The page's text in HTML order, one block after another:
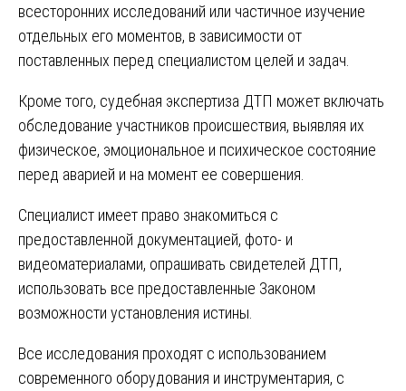
всесторонних исследований или частичное изучение
отдельных его моментов, в зависимости от
поставленных перед специалистом целей и задач.
Кроме того, судебная экспертиза ДТП может включать
обследование участников происшествия, выявляя их
физическое, эмоциональное и психическое состояние
перед аварией и на момент ее совершения.
Специалист имеет право знакомиться с
предоставленной документацией, фото- и
видеоматериалами, опрашивать свидетелей ДТП,
использовать все предоставленные Законом
возможности установления истины.
Все исследования проходят с использованием
современного оборудования и инструментария, с